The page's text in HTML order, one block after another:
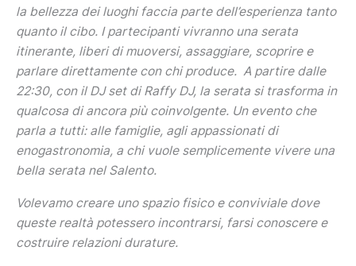
la bellezza dei luoghi faccia parte dell’esperienza tanto
quanto il cibo. I partecipanti vivranno una serata
itinerante, liberi di muoversi, assaggiare, scoprire e
parlare direttamente con chi produce. A partire dalle
22:30, con il DJ set di Raffy DJ, la serata si trasforma in
qualcosa di ancora più coinvolgente. Un evento che
parla a tutti: alle famiglie, agli appassionati di
enogastronomia, a chi vuole semplicemente vivere una
bella serata nel Salento.
Volevamo creare uno spazio fisico e conviviale dove
queste realtà potessero incontrarsi, farsi conoscere e
costruire relazioni durature.